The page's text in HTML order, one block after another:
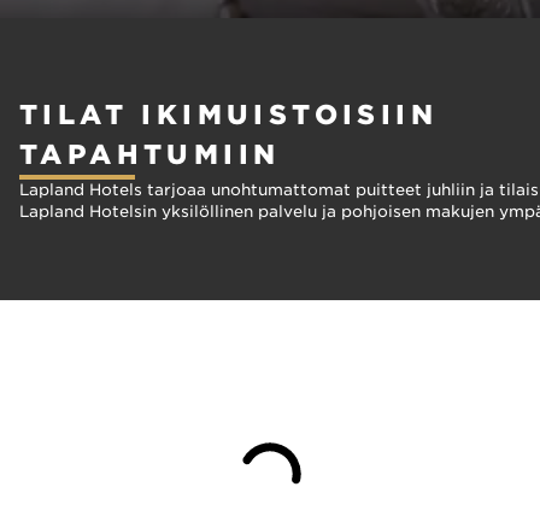
TILAT IKIMUISTOISIIN
TAPAHTUMIIN
Lapland Hotels tarjoaa unohtumattomat puitteet juhliin ja
Lapland Hotelsin yksilöllinen palvelu ja pohjoisen makujen